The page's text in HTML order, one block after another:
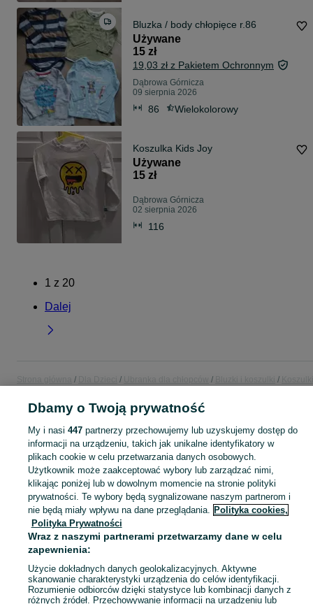
Bluzka / body chłopięce r.86
Używane
15 zł
19,03 zł z Pakietem Ochronnym
Dąbrowa Górnicza
09 sierpnia 2026
86 Wielokolorowy
Koszulka Kids Joy
Używane
15 zł
Dąbrowa Górnicza
02 sierpnia 2026
116
1 z 20
Dalej
Strona główna Ubranka dla chłopców
rękawem - Dąbrowa Górnicza
KATEGORIA
ubranko do chrztu dla chłopca,ubranka na roczek dla chłopca Zobacz
Mapa kategorii
Mapa miejscowości
Mapa ministron
Popularne wyszukiwania
Dbamy o Twoją prywatność
My i nasi 447partnerzy przechowujemy lub uzyskujemy dostęp do
informacji na urządzeniu, takich jak unikalne identyfikatory w
plikach cookie w celu przetwarzania danych osobowych.
Użytkownik może zaakceptować wybory lub zarządzać nimi,
klikając poniżej lub w dowolnym momencie na stronie polityki
prywatności. Te wybory będą sygnalizowane naszym partnerom i
nie będą miały wpływu na dane przeglądania. Polityka cookies,
Polityka Prywatności
Wraz z naszymi partnerami przetwarzamy dane w celu
zapewnienia:
Użycie dokładnych danych geolokalizacyjnych. Aktywne
skanowanie charakterystyki urządzenia do celów identyfikacji.
Rozumienie odbiorców dzięki statystyce lub kombinacji danych z
różnych źródeł. Przechowywanie informacji na urządzeniu lub